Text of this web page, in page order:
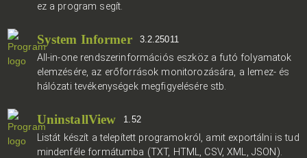
ez a program segít.
System Informer 3.2.25011
All-in-one rendszerinformációs eszköz a futó folyamatok
elemzésére, az erőforrások monitorozására, a lemez- és
hálózati tevékenységek megfigyelésére stb.
UninstallView 1.52
Listát készít a telepített programokról, amit exportálni is tud
mindenféle formátumba (TXT, HTML, CSV, XML, JSON).